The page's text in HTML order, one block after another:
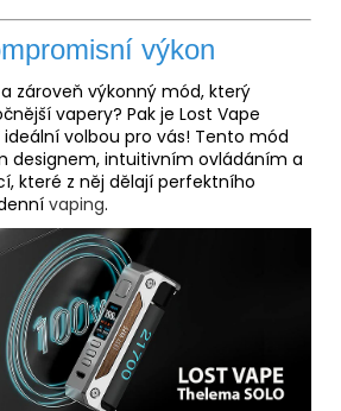
výkon
zároveň výkonný mód, který
vapery? Pak je Lost Vape
ideální volbou pro vás! Tento mód
designem, intuitivním ovládáním a
které z něj dělají perfektního
vaping.